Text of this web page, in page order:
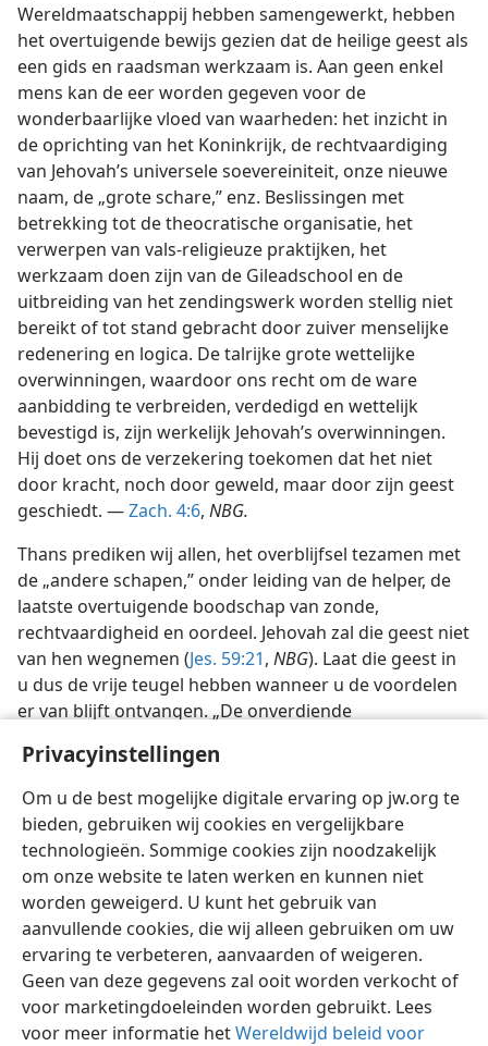
Privacyinstellingen
Om u de best mogelijke digitale ervaring op jw.org te
bieden, gebruiken wij cookies en vergelijkbare
technologieën. Sommige cookies zijn noodzakelijk
om onze website te laten werken en kunnen niet
worden geweigerd. U kunt het gebruik van
aanvullende cookies, die wij alleen gebruiken om uw
ervaring te verbeteren, aanvaarden of weigeren.
Geen van deze gegevens zal ooit worden verkocht of
voor marketingdoeleinden worden gebruikt. Lees
voor meer informatie hetWereldwijd beleid voor
Zij die reeds tien, twintig of meer jaren met de Nieuwe-
Wereldmaatschappij hebben samengewerkt, hebben
het overtuigende bewijs gezien dat de heilige geest als
een gids en raadsman werkzaam is. Aan geen enkel
mens kan de eer worden gegeven voor de
wonderbaarlijke vloed van waarheden: het inzicht in
de oprichting van het Koninkrijk, de rechtvaardiging
van Jehovah’s universele soevereiniteit, onze nieuwe
naam, de „grote schare,” enz. Beslissingen met
betrekking tot de theocratische organisatie, het
verwerpen van vals-religieuze praktijken, het
werkzaam doen zijn van de Gileadschool en de
uitbreiding van het zendingswerk worden stellig niet
bereikt of tot stand gebracht door zuiver menselijke
redenering en logica. De talrijke grote wettelijke
overwinningen, waardoor ons recht om de ware
aanbidding te verbreiden, verdedigd en wettelijk
bevestigd is, zijn werkelijk Jehovah’s overwinningen.
Hij doet ons de verzekering toekomen dat het niet
door kracht, noch door geweld, maar door zijn geest
Thans prediken wij allen, het overblijfsel tezamen met
de „andere schapen,” onder leiding van de helper, de
laatste overtuigende boodschap van zonde,
rechtvaardigheid en oordeel. Jehovah zal die geest niet
van hen wegnemen ( Jes. 59:21,NBG). Laat die geest in
u dus de vrije teugel hebben wanneer u de voordelen
goedgunstigheid van de Here Jezus Christus, de liefde
Gods en de gemeenschap van de heilige geest zij met
u allen.” —2 Kor. 13:14, vs. 13,SV.